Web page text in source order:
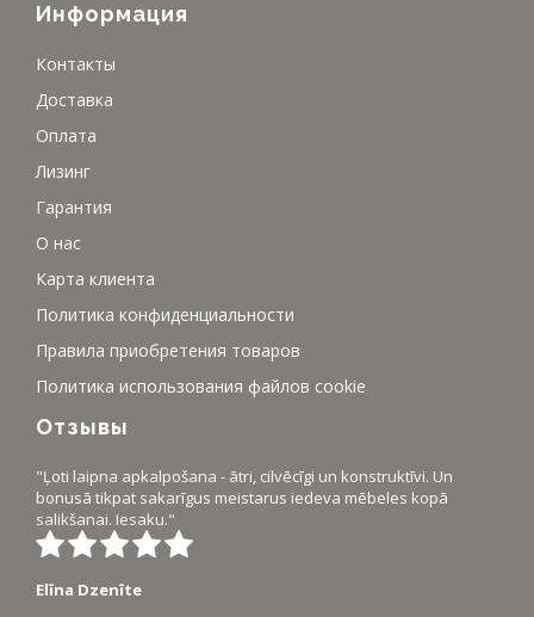
Информация
Контакты
Доставка
Оплата
Лизинг
Гарантия
О нас
Карта клиента
Политика конфиденциальности
Правила приобретения товаров
Политика использования файлов cookie
Отзывы
"Ļoti laipna apkalpošana - ātri, cilvēcīgi un konstruktīvi. Un
bonusā tikpat sakarīgus meistarus iedeva mēbeles kopā
salikšanai. Iesaku."
Elīna Dzenīte